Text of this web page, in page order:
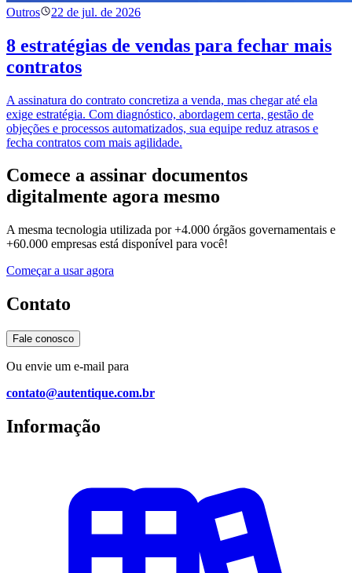
Outros 22 de jul. de 2026
8 estratégias de vendas para fechar mais
contratos
A assinatura do contrato concretiza a venda, mas chegar até ela
exige estratégia. Com diagnóstico, abordagem certa, gestão de
objeções e processos automatizados, sua equipe reduz atrasos e
fecha contratos com mais agilidade.
Comece a assinar documentos
digitalmente agora mesmo
A mesma tecnologia utilizada por+4.000 órgãos governamentais e
+60.000 empresas está disponível para você!
Começar a usar agora
Contato
Fale conosco
Ou envie um e-mail para
contato@autentique.com.br
Informação